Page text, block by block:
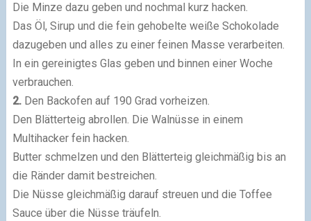
Die Minze dazu geben und nochmal kurz hacken.
Das Öl, Sirup und die fein gehobelte weiße Schokolade
dazugeben und alles zu einer feinen Masse verarbeiten.
In ein gereinigtes Glas geben und binnen einer Woche
verbrauchen.
2.Den Backofen auf 190 Grad vorheizen.
Den Blätterteig abrollen. Die Walnüsse in einem
Multihacker fein hacken.
Butter schmelzen und den Blätterteig gleichmäßig bis an
die Ränder damit bestreichen.
Die Nüsse gleichmäßig darauf streuen und die Toffee
Sauce über die Nüsse träufeln.